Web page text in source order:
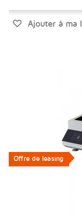
Ajouter à ma
Offre de leasing
Offre de leasing